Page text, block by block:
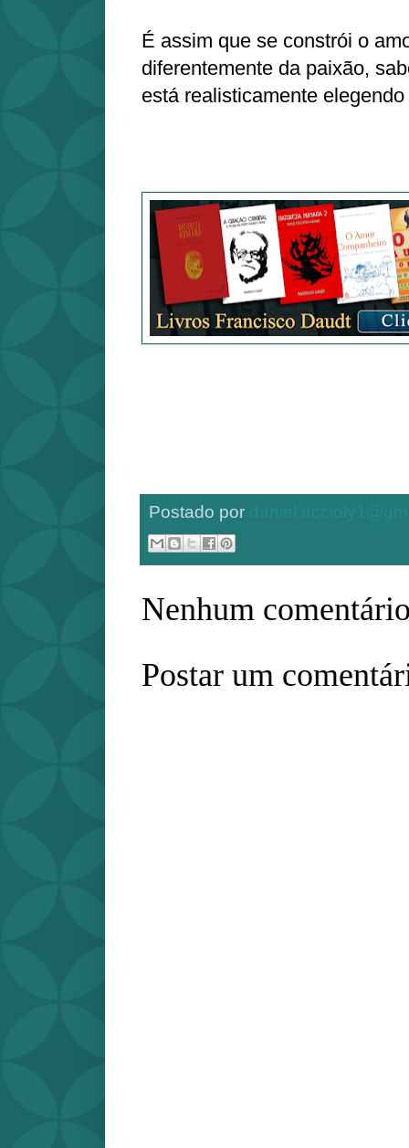
É assim que se constrói o
diferentemente da paixão,
está realisticamente
Postado por
Nenhum
Postar um